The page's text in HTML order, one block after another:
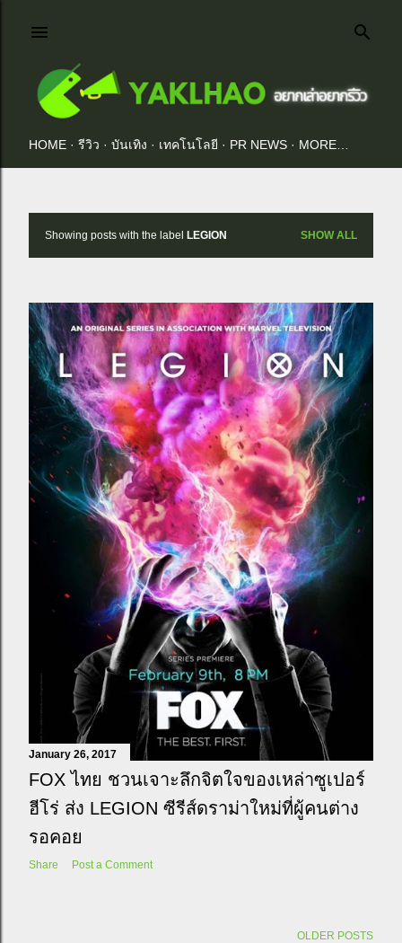
HOME รีวิว บันเทิง เทคโนโลยี PR NEWS MORE…
s
t
s
Showing posts with the label LEGION SHOW ALL
January 26, 2017
FOX ไทย ชวนเจาะลึกจิตใจของเหล่าซูเปอร์
ฮีโร่ ส่ง LEGION ซีรีส์ดราม่าใหม่ที่ผู้คนต่าง
รอคอย
Share Post a Comment
OLDER POSTS